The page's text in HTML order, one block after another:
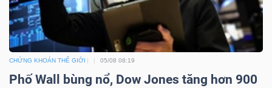
CHỨNG KHOÁN THẾ GIỚI 05/08 08:19
Phố Wall bùng nổ, Dow Jones tăng hơn 900